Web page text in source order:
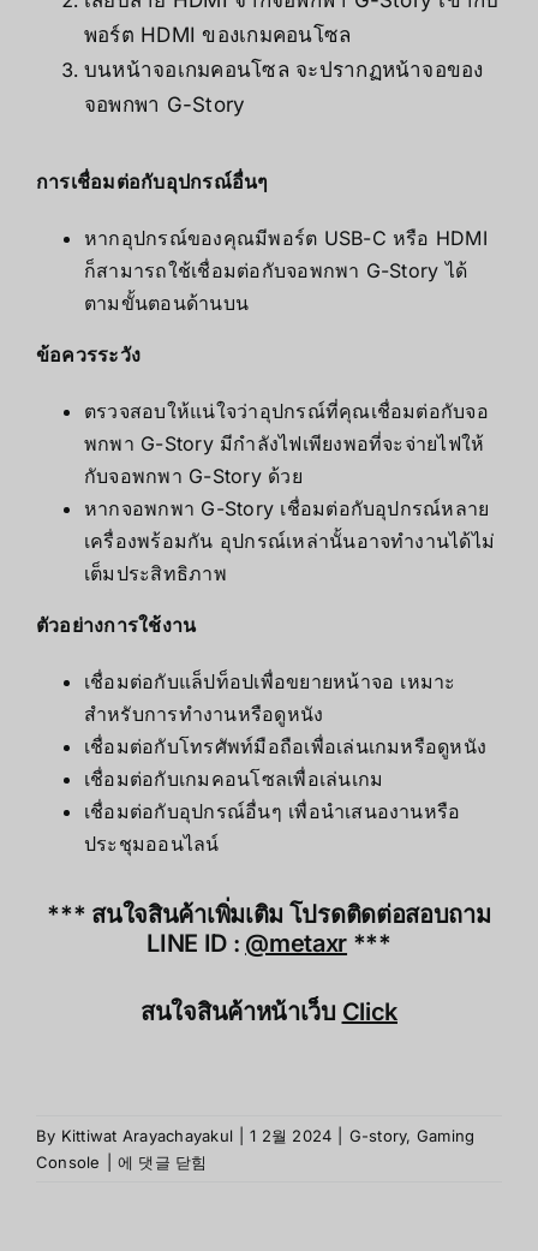
พอร์ต HDMI ของเกมคอนโซล
บนหน้าจอเกมคอนโซล จะปรากฏหน้าจอของ
จอพกพา G-Story
การเชื่อมต่อกับอุปกรณ์อื่นๆ
หากอุปกรณ์ของคุณมีพอร์ต USB-C หรือ HDMI
ก็สามารถใช้เชื่อมต่อกับจอพกพา G-Story ได้
ตามขั้นตอนด้านบน
ข้อควรระวัง
ตรวจสอบให้แน่ใจว่าอุปกรณ์ที่คุณเชื่อมต่อกับจอ
พกพา G-Story มีกำลังไฟเพียงพอที่จะจ่ายไฟให้
กับจอพกพา G-Story ด้วย
หากจอพกพา G-Story เชื่อมต่อกับอุปกรณ์หลาย
เครื่องพร้อมกัน อุปกรณ์เหล่านั้นอาจทำงานได้ไม่
เต็มประสิทธิภาพ
ตัวอย่างการใช้งาน
เชื่อมต่อกับแล็ปท็อปเพื่อขยายหน้าจอ เหมาะ
สำหรับการทำงานหรือดูหนัง
เชื่อมต่อกับโทรศัพท์มือถือเพื่อเล่นเกมหรือดูหนัง
เชื่อมต่อกับเกมคอนโซลเพื่อเล่นเกม
เชื่อมต่อกับอุปกรณ์อื่นๆ เพื่อนำเสนองานหรือ
ประชุมออนไลน์
*** สนใจสินค้าเพิ่มเติม โปรดติดต่อสอบถาม
LINE ID : @metaxr ***
สนใจสินค้าหน้าเว็บ Click
By Kittiwat Arayachayakul 1 2월 2024 G-story, Gaming
Console
วิธี
에 댓글 닫힘